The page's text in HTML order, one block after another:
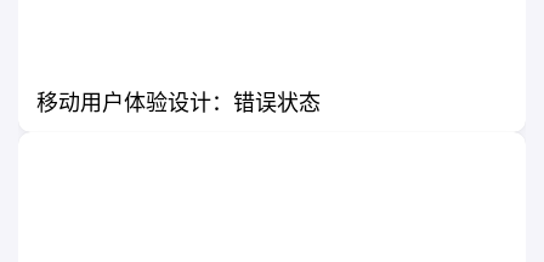
移动用户体验设计：错误状态